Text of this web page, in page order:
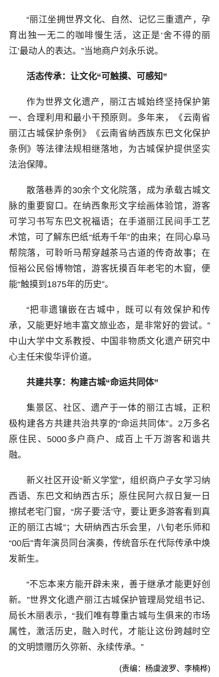
“丽江坐拥世界文化、自然、记忆三重遗产，孕
育出独一无二的咖啡慢生活，这正是‘舍不得的丽
江’最动人的表达。”当地商户刘永乐说。
活态传承：让文化“可触摸、可感知”
作为世界文化遗产，丽江古城始终坚持保护第
一、合理利用和最小干预原则。多年来，《云南省
丽江古城保护条例》《云南省纳西族东巴文化保护
条例》等法律法规相继落地，为古城保护提供坚实
法治保障。
散落巷弄的30余个文化院落，成为承载古城文
脉的重要窗口。在纳西象形文字绘画体验馆，游客
可学习书写东巴文祝福语；在手道丽江民间手工艺
术馆，可了解东巴纸“纸寿千年”的由来；在同心阜马
帮院落，可聆听马帮穿越茶马古道的传奇故事；在
恒裕公民俗博物馆，游客抚摸百年老宅的木窗，便
能“触摸到1875年的历史”。
“把非遗镶嵌在古城中，既可以有效保护和传
承，又能更好地丰富文旅业态，是非常好的尝试。”
中山大学中文系教授、中国非物质文化遗产研究中
心主任宋俊华评价道。
共建共享：构建古城“命运共同体”
集景区、社区、遗产于一体的丽江古城，正积
极构建各方共建共治共享的“命运共同体”。2万多名
原住民、5000多户商户、成百上千万游客和谐共
融。
新义社区开设“新义学堂”，组织商户子女学习纳
西语、东巴文和纳西古乐；原住民阿六叔日复一日
擦拭老宅门窗，“房子要‘活’守，要让更多游客看到真
正的丽江古城”；大研纳西古乐会里，八旬老乐师和
“00后”青年演员同台演奏，传统音乐在代际传承中焕
发新生。
“不忘本来方能开辟未来，善于继承才能更好创
新。”世界文化遗产丽江古城保护管理局党组书记、
局长木丽表示，“我们唯有尊重古城与生俱来的市场
属性，激活历史，融入时代，才能让这份跨越时空
的文明馈赠历久弥新、永续传承。”
(责编：杨虞波罗、李楠桦)